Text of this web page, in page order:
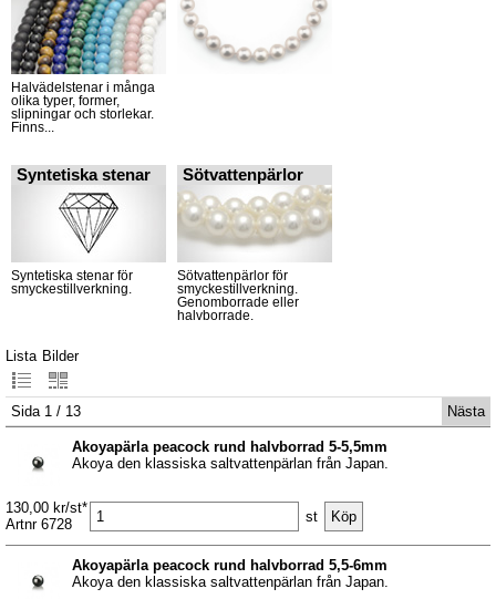
Halvädelstenar i många
olika typer, former,
slipningar och storlekar.
Finns...
Syntetiska stenar
Syntetiska stenar för
smyckestillverkning.
Sötvattenpärlor
Sötvattenpärlor för
smyckestillverkning.
Genomborrade eller
halvborrade.
Lista Bilder
Sida 1 / 13 Nästa
Akoyapärla peacock rund halvborrad 5-5,5mm
Akoya den klassiska saltvattenpärlan från Japan.
130,00 kr/st*
Artnr 6728
st
Akoyapärla peacock rund halvborrad 5,5-6mm
Akoya den klassiska saltvattenpärlan från Japan.